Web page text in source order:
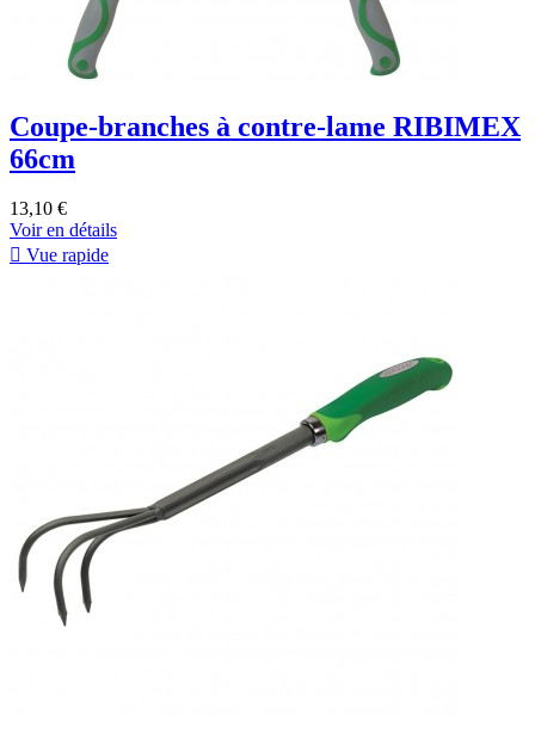
Coupe-branches à contre-lame RIBIMEX
66cm
13,10 €
Voir en détails
 Vue rapide